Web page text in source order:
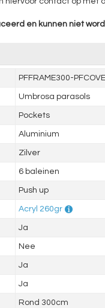
en kunnen niet
PFFRAME300-
Umbrosa parasols
Pockets
Aluminium
Zilver
6 baleinen
Push up
Acryl 260gr
Ja
Nee
Ja
Ja
Rond 300cm